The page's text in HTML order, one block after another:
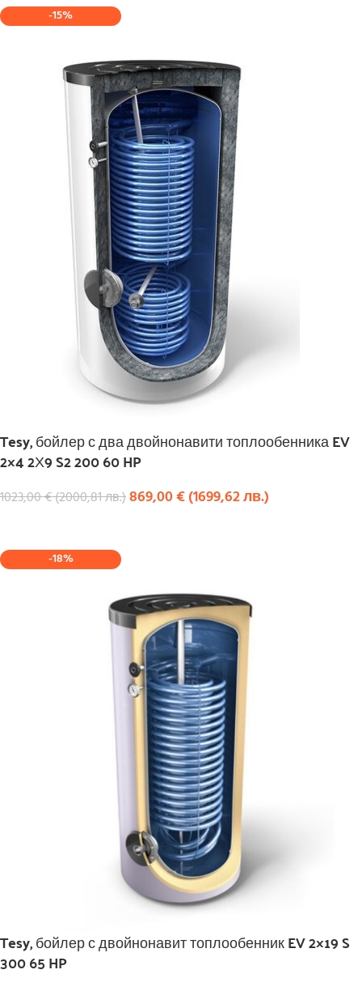
-15%
Tesy, бойлер с два двойнонавити топлообенника EV
2×4 2Х9 S2 200 60 HP
1023,00€(2000,81лв.)869,00€(1699,62лв.)
-18%
Tesy, бойлер с двойнонавит топлообенник EV 2×19 S
300 65 HP